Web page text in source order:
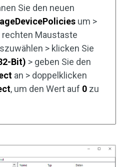
Sie den neuen
um >
Maustaste
> klicken Sie
Bit) > geben Sie den
an > doppelklicken
, um den Wert auf 0 zu